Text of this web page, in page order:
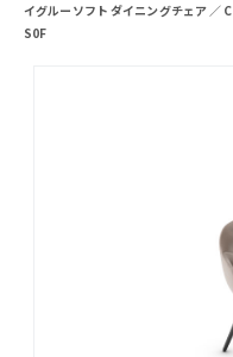
イグルーソフト ダイニングチェア
S0F